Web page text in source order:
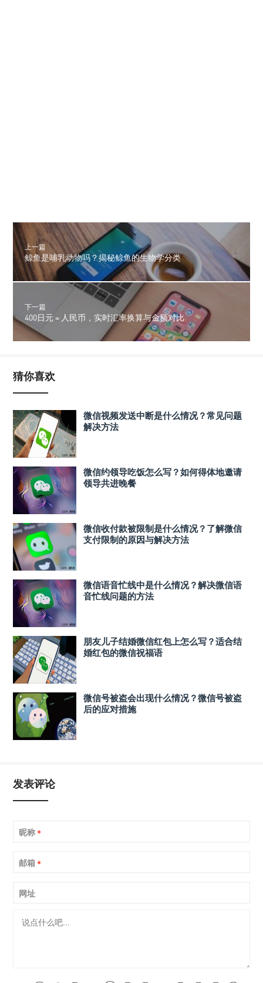
上一篇
鲸鱼是哺乳动物吗？揭秘鲸鱼的生物学分类
下一篇
400日元 = 人民币，实时汇率换算与金额对比
猜你喜欢
微信视频发送中断是什么情况？常见问题
解决方法
微信约领导吃饭怎么写？如何得体地邀请
领导共进晚餐
微信收付款被限制是什么情况？了解微信
支付限制的原因与解决方法
微信语音忙线中是什么情况？解决微信语
音忙线问题的方法
朋友儿子结婚微信红包上怎么写？适合结
婚红包的微信祝福语
微信号被盗会出现什么情况？微信号被盗
后的应对措施
发表评论
昵称 *
邮箱 *
网址